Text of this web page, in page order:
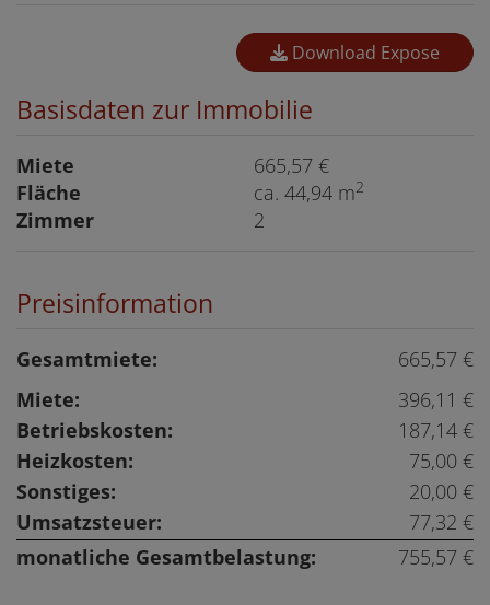
Download Expose
Basisdaten zur Immobilie
Miete
665,57 €
Fläche
ca. 44,94 m2
Zimmer 2
Preisinformation
Gesamtmiete:
665,57 €
Miete:
396,11 €
Betriebskosten:
187,14 €
Heizkosten:
75,00 €
Sonstiges:
20,00 €
Umsatzsteuer:
77,32 €
monatliche Gesamtbelastung:
755,57 €